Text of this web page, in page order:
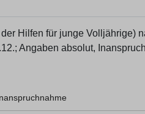
Hilfen für junge Volljährige)
Angaben absolut,